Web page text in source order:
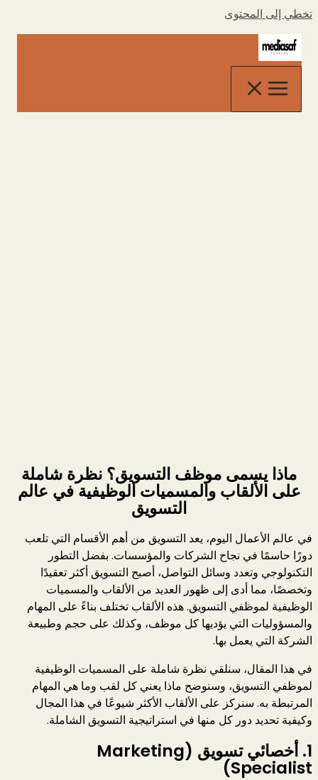
تخطي إلى المحتوى
ماذا يسمى موظف التسويق؟ نظرة شاملة
على الألقاب والمسميات الوظيفية في عالم
التسويق
في عالم الأعمال اليوم، يعد التسويق من أهم الأقسام التي تلعب
دورًا حاسمًا في نجاح الشركات والمؤسسات. بفضل التطور
التكنولوجي وتعدد وسائل التواصل، أصبح التسويق أكثر تعقيدًا
وتخصصًا، مما أدى إلى ظهور العديد من الألقاب والمسميات
الوظيفية لموظفي التسويق. هذه الألقاب تختلف بناءً على المهام
والمسؤوليات التي يؤديها كل موظف، وكذلك على حجم وطبيعة
الشركة التي يعمل بها.
في هذا المقال، سنلقي نظرة شاملة على المسميات الوظيفية
لموظفي التسويق، وسنوضح ماذا يعني كل لقب وما هي المهام
المرتبطة به. سنركز على الألقاب الأكثر شيوعًا في هذا المجال
وكيفية تحديد دور كل منها في استراتيجية التسويق الشاملة.
1. أخصائي تسويق (Marketing
Specialist)